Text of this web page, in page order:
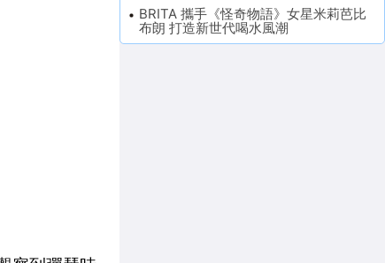
BRITA 攜手《怪奇物語》女星米莉芭比
布朗 打造新世代喝水風潮